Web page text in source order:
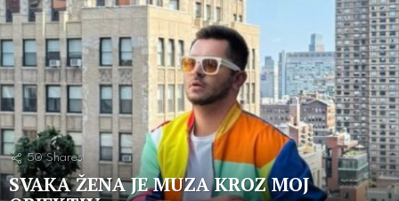
50 Shares
SVAKA ŽENA JE MUZA KROZ MOJ